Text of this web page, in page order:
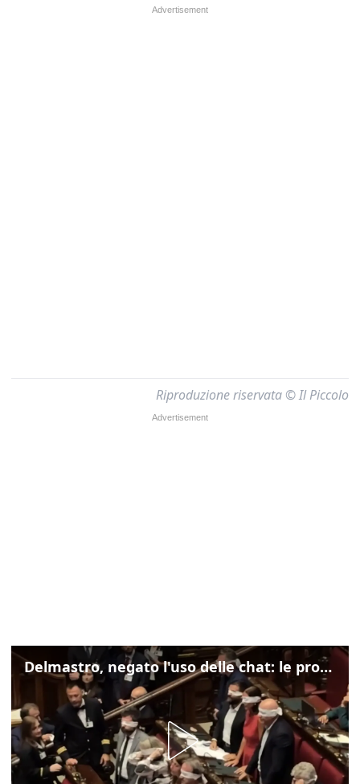
Riproduzione riservata © Il Piccolo
Delmastro, negato l'uso delle chat: le proteste di Avs e M5s